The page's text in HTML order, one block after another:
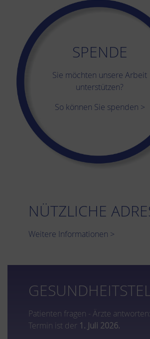
SPENDE
Sie möchten unsere Arbeit
unterstützen?
So können Sie spenden >
NÜTZLICHE
Weitere Informationen >
Patienten fragen - Ärzte
Termin ist der 1. Juli 2026.